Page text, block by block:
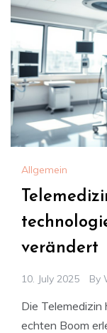
Allgemein
verändert
10. July 2025 By
Die Telemedizin
echten Boom